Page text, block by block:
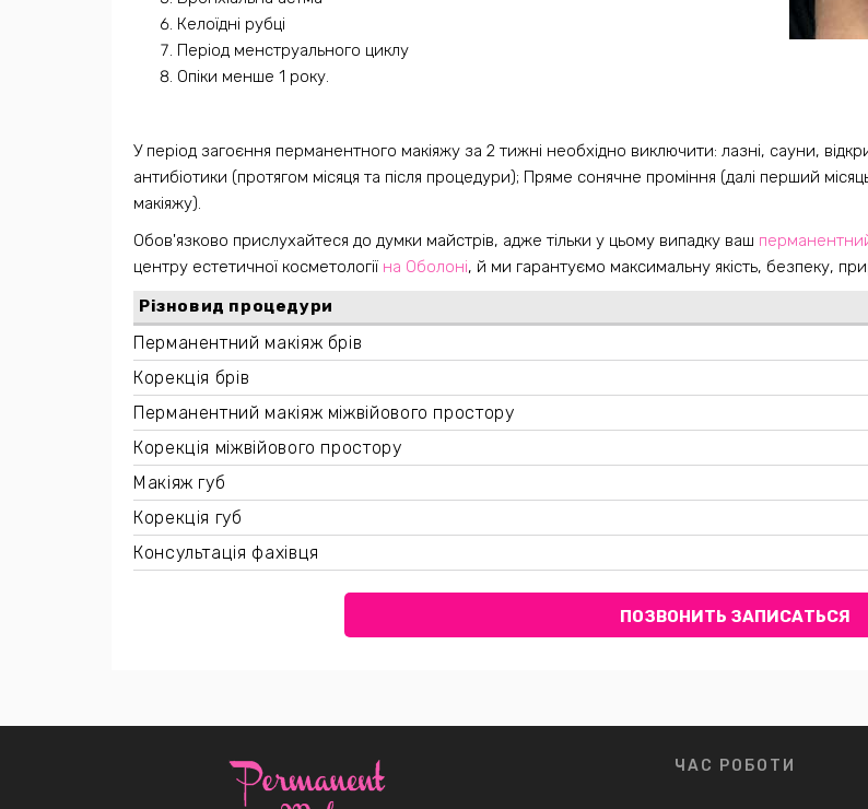
Келоїдні рубці
Період менструального циклу
Опіки менше 1 року.
У період загоєння перманентного макіяжу за 2 тижні необхідно виключити: лазні, сауни,
антибіотики (протягом місяця та після процедури); Пряме сонячне проміння (далі перший
макіяжу).
Обов'язково прислухайтеся до думки майстрів, адже тільки у цьому випадку ваш
центру естетичної косметології на Оболоні, й ми гарантуємо максимальну якість, безпеку,
Різновид процедури
Перманентний макіяж брів
Корекція брів
Перманентний макіяж міжвійового простору
Корекція міжвійового простору
Макіяж губ
Корекція губ
Консультація фахівця
ПОЗВОНИТЬ ЗАПИСАТЬСЯ
ЧАС РОБОТИ